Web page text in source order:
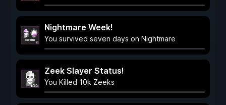
Nightmare Week!
You survived seven days on Nightmare
Zeek Slayer Status!
You Killed 10k Zeeks